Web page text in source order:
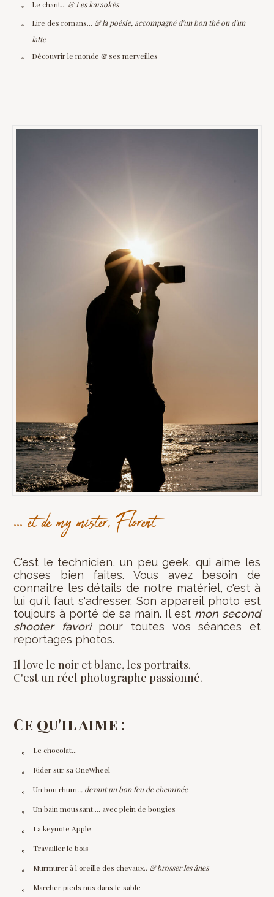
Le chant... & Les karaokés
Lire des romans... & la poésie, accompagné d'un bon thé ou d'un
latte
Découvrir le monde & ses merveilles
... et de my mister, Florent
C'est le technicien, un peu geek, qui aime les
choses bien faites. Vous avez besoin de
connaitre les détails de notre matériel, c'est à
lui qu'il faut s'adresser. Son appareil photo est
toujours à porté de sa main. Il est mon second
shooter favoripour toutes vos séances et
reportages photos.
Il love le noir et blanc, les portraits.
C'est un réel photographe passionné.
Ce qu'il aime :
Le chocolat...
Rider sur sa OneWheel
Un bon rhum... devant un bon feu de cheminée
Un bain moussant.... avec plein de bougies
La keynote Apple
Travailler le bois
Murmurer à l'oreille des chevaux.. & brosser les ânes
Marcher pieds nus dans le sable